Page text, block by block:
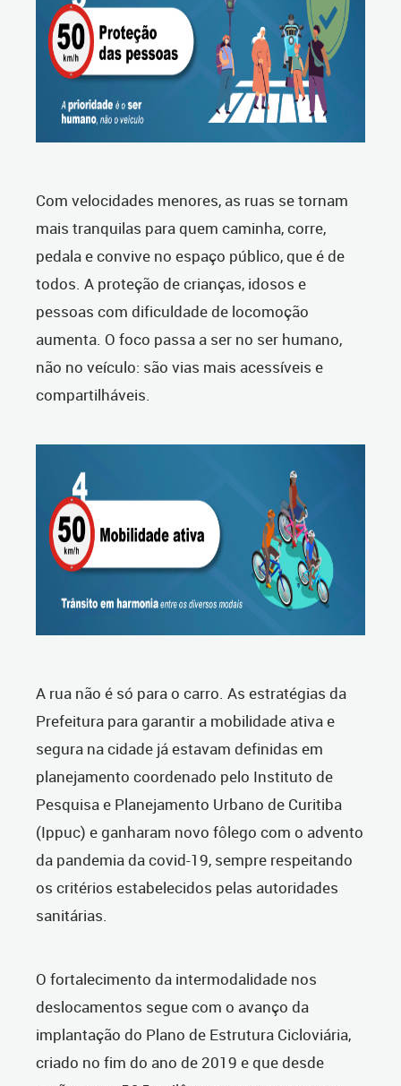
Com velocidades menores, as ruas se tornam
mais tranquilas para quem caminha, corre,
pedala e convive no espaço público, que é de
todos. A proteção de crianças, idosos e
pessoas com dificuldade de locomoção
aumenta. O foco passa a ser no ser humano,
não no veículo: são vias mais acessíveis e
compartilháveis.
A rua não é só para o carro. As estratégias da
Prefeitura para garantir a mobilidade ativa e
segura na cidade já estavam definidas em
planejamento coordenado pelo Instituto de
Pesquisa e Planejamento Urbano de Curitiba
(Ippuc) e ganharam novo fôlego com o advento
da pandemia da covid-19, sempre respeitando
os critérios estabelecidos pelas autoridades
sanitárias.
O fortalecimento da intermodalidade nos
deslocamentos segue com o avanço da
implantação do Plano de Estrutura Cicloviária,
criado no fim do ano de 2019 e que desde